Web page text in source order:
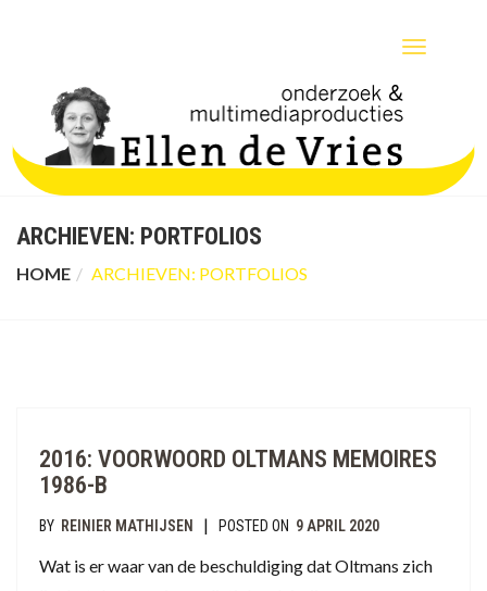
TOGGLE
ARCHIEVEN: PORTFOLIOS
HOME ARCHIEVEN: PORTFOLIOS
2016: VOORWOORD OLTMANS MEMOIRES
1986-B
BY REINIER MATHIJSEN | POSTED ON 9 APRIL 2020
Wat is er waar van de beschuldiging dat Oltmans zich